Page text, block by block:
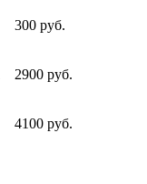
300 руб.
2900 руб.
4100 руб.